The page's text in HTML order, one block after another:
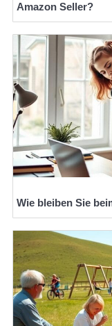
Amazon Seller?
Wie bleiben Sie